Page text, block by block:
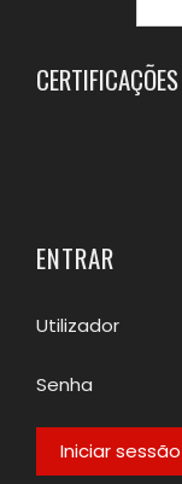
ENTRAR
Utilizador
Senha